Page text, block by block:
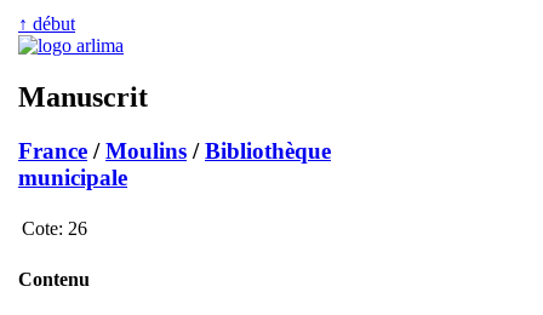
↑ début
Manuscrit
France /Moulins /Bibliothèque
municipale
Cote: 26
Contenu